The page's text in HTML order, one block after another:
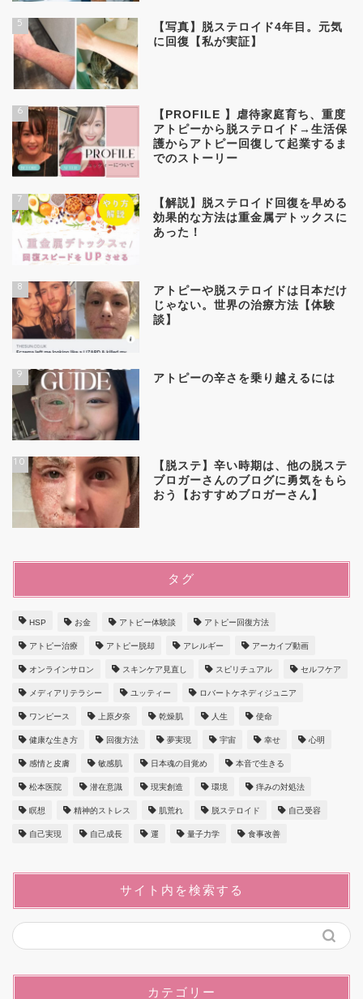
5
【写真】脱ステロイド4年目。元気
に回復【私が実証】
6
【PROFILE 】虐待家庭育ち、重度
アトピーから脱ステロイド→生活保
護からアトピー回復して起業するま
でのストーリー
7
【解説】脱ステロイド回復を早める
効果的な方法は重金属デトックスに
あった！
8
アトピーや脱ステロイドは日本だけ
じゃない。世界の治療方法【体験
談】
9 アトピーの辛さを乗り越えるには
10
【脱ステ】辛い時期は、他の脱ステ
ブロガーさんのブログに勇気をもら
おう【おすすめブロガーさん】
タグ
HSP お金 アトピー体験談 アトピー回復方法
アトピー治療 アトピー脱却 アレルギー アーカイブ動画
オンラインサロン スキンケア見直し スピリチュアル セルフケア
メディアリテラシー ユッティー ロバートケネディジュニア
ワンピース 上原夕奈 乾燥肌 人生 使命
健康な生き方 回復方法 夢実現 宇宙 幸せ 心明
感情と皮膚 敏感肌 日本魂の目覚め 本音で生きる
松本医院 潜在意識 現実創造 環境 痒みの対処法
瞑想 精神的ストレス 肌荒れ 脱ステロイド 自己受容
自己実現 自己成長 運 量子力学 食事改善
サイト内を検索する
カテゴリー